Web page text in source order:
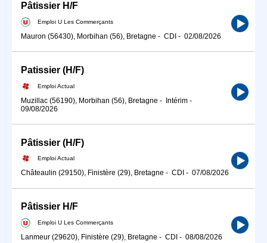
Pâtissier H/F
Emploi U Les Commerçants
Mauron (56430), Morbihan (56), Bretagne - CDI - 02/08/2026
Patissier (H/F)
Emploi Actual
Muzillac (56190), Morbihan (56), Bretagne - Intérim -
09/08/2026
Pâtissier (H/F)
Emploi Actual
Châteaulin (29150), Finistère (29), Bretagne - CDI - 07/08/2026
Pâtissier H/F
Emploi U Les Commerçants
Lanmeur (29620), Finistère (29), Bretagne - CDI - 08/08/2026